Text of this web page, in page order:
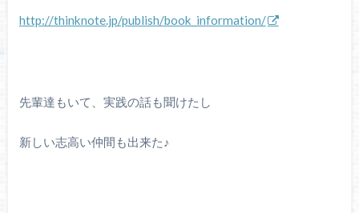
http://thinknote.jp/publish/book_information/
先輩達もいて、実践の話も聞けたし
新しい志高い仲間も出来た♪